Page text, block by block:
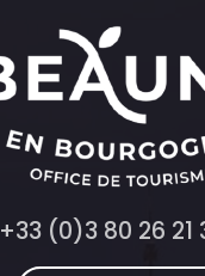
+33 (0)3 80 26 21